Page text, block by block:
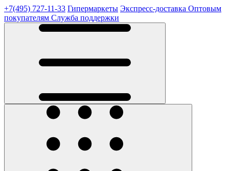
+7(495) 727-11-33 Гипермаркеты Экспресс-доставка Оптовым
покупателям Служба поддержки